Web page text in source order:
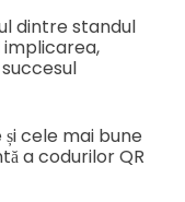
dintre standul
implicarea,
cele mai bune
a codurilor QR